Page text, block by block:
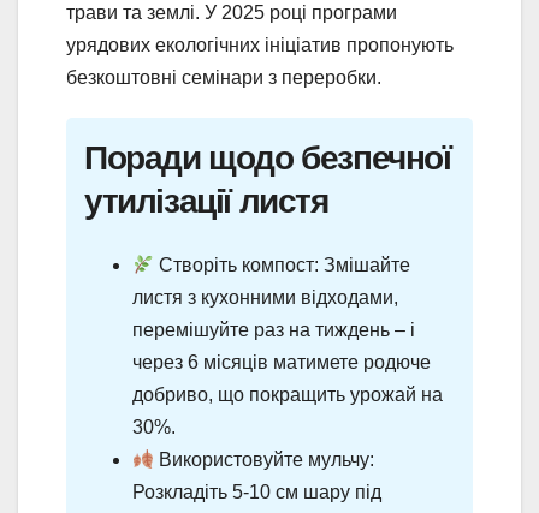
трави та землі. У 2025 році програми
урядових екологічних ініціатив пропонують
безкоштовні семінари з переробки.
Поради щодо безпечної
утилізації листя
Створіть компост: Змішайте
листя з кухонними відходами,
перемішуйте раз на тиждень – і
через 6 місяців матимете родюче
добриво, що покращить урожай на
30%.
Використовуйте мульчу:
Розкладіть 5-10 см шару під